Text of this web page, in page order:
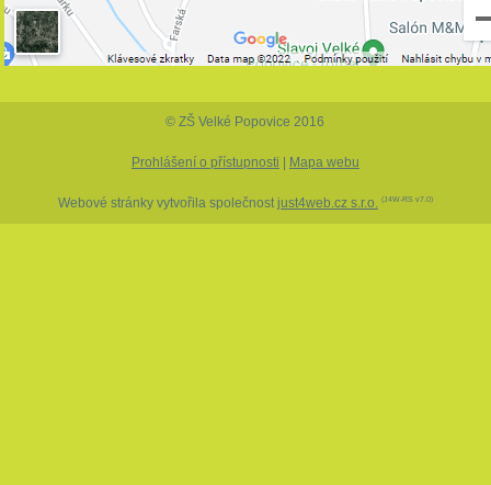
© ZŠ Velké Popovice 2016
Prohlášení o přístupnosti Mapa webu
Webové stránky vytvořila společnost just4web.cz s.r.o. (J4W-RS v7.0)